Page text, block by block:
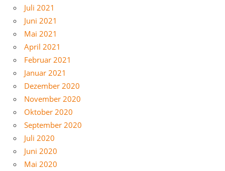
Juli 2021
Juni 2021
Mai 2021
April 2021
Februar 2021
Januar 2021
Dezember 2020
November 2020
Oktober 2020
September 2020
Juli 2020
Juni 2020
Mai 2020